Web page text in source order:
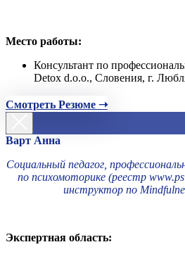
Место работы:
Консультант по
Detox d.o.o., Словения, г.
Смотреть Резюме ➝
Варт Анна
Социальный педагог,
по психомоторике (реестр
инструктор по
Экспертная область: